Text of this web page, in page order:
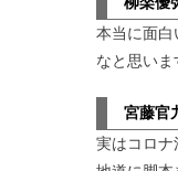
本当に面白
なと思いま
宮藤官
実はコロナ